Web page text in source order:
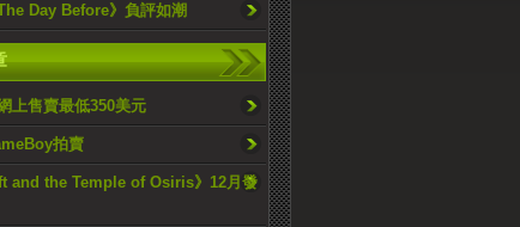
Day Before》負評如潮
上售賣最低350美元
拍賣
and the Temple of Osiris》12月發